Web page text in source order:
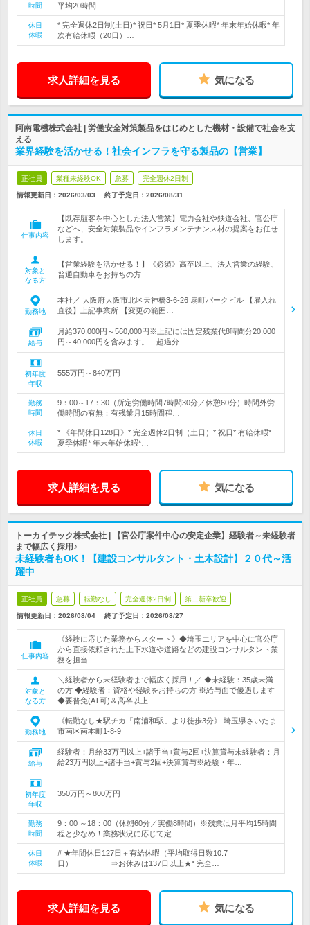
時間
平均20時間
休日
休暇
* 完全週休2日制(土日)* 祝日* 5月1日* 夏季休暇* 年末年始休暇* 年
次有給休暇（20日）…
求人詳細を見る 気になる
阿南電機株式会社 | 労働安全対策製品をはじめとした機材・設備で社会を支
える
業界経験を活かせる！社会インフラを守る製品の【営業】
正社員 業種未経験OK 急募 完全週休2日制
情報更新日：2026/03/03 終了予定日： 2026/08/31
仕事内容
【既存顧客を中心とした法人営業】電力会社や鉄道会社、官公庁
などへ、安全対策製品やインフラメンテナンス材の提案をお任せ
します。
対象と
なる方
【営業経験を活かせる！】《必須》高卒以上、法人営業の経験、
普通自動車をお持ちの方
勤務地
本社／ 大阪府大阪市北区天神橋3-6-26 扇町パークビル 【雇入れ
直後】上記事業所 【変更の範囲…
給与
月給370,000円～560,000円※上記には固定残業代8時間分20,000
円～40,000円を含みます。 超過分…
初年度
年収
555万円～840万円
勤務
時間
9：00～17：30（所定労働時間7時間30分／休憩60分）時間外労
働時間の有無：有残業月15時間程…
休日
休暇
* 《年間休日128日》* 完全週休2日制（土日）* 祝日* 有給休暇*
夏季休暇* 年末年始休暇*…
求人詳細を見る 気になる
トーカイテック株式会社 | 【官公庁案件中心の安定企業】経験者～未経験者
まで幅広く採用♪
未経験者もOK！【建設コンサルタント・土木設計】２０代～活
躍中
正社員 急募 転勤なし 完全週休2日制 第二新卒歓迎
情報更新日：2026/08/04 終了予定日： 2026/08/27
仕事内容
《経験に応じた業務からスタート》◆埼玉エリアを中心に官公庁
から直接依頼された上下水道や道路などの建設コンサルタント業
務を担当
対象と
なる方
＼経験者から未経験者まで幅広く採用！／ ◆未経験：35歳未満
の方 ◆経験者：資格や経験をお持ちの方 ※給与面で優遇します
◆要普免(AT可)＆高卒以上
勤務地
《転勤なし★駅チカ「南浦和駅」より徒歩3分》 埼玉県さいたま
市南区南本町1-8-9
給与
経験者：月給33万円以上+諸手当+賞与2回+決算賞与未経験者：月
給23万円以上+諸手当+賞与2回+決算賞与※経験・年…
初年度
年収
350万円～800万円
勤務
時間
9：00 ～18：00（休憩60分／実働8時間）※残業は月平均15時間
程と少なめ！業務状況に応じて定…
休日
休暇
# ★年間休日127日＋有給休暇（平均取得日数10.7
日） ⇒お休みは137日以上★* 完全…
求人詳細を見る 気になる